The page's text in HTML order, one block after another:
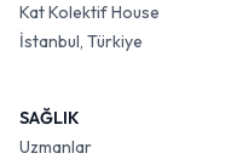
Kat Kolektif House
İstanbul, Türkiye
SAĞLIK
Uzmanlar